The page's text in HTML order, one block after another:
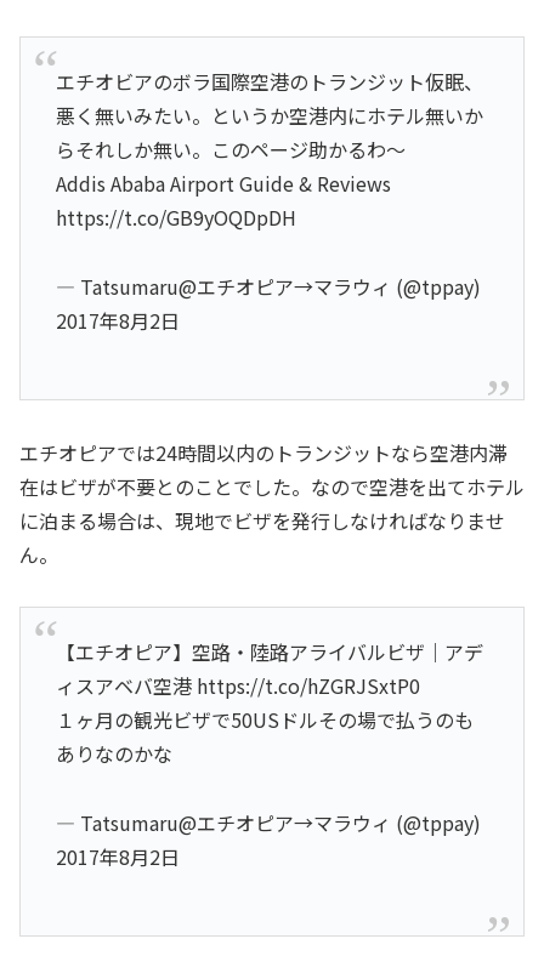
エチオビアのボラ国際空港のトランジット仮眠、
悪く無いみたい。というか空港内にホテル無いか
らそれしか無い。このページ助かるわ〜
Addis Ababa Airport Guide & Reviews
https://t.co/GB9yOQDpDH
— Tatsumaru@エチオピア→マラウィ (@tppay)
2017年8月2日
エチオピアでは24時間以内のトランジットなら空港内滞
在はビザが不要とのことでした。なので空港を出てホテル
に泊まる場合は、現地でビザを発行しなければなりませ
ん。
【エチオピア】空路・陸路アライバルビザ｜アデ
ィスアベバ空港 https://t.co/hZGRJSxtP0
１ヶ月の観光ビザで50USドルその場で払うのも
ありなのかな
— Tatsumaru@エチオピア→マラウィ (@tppay)
2017年8月2日